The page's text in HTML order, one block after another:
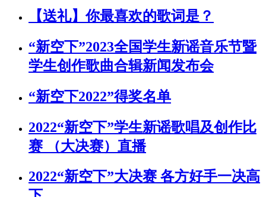
【送礼】你最喜欢的歌词是？
“新空下”2023全国学生新谣音乐节暨
学生创作歌曲合辑新闻发布会
“新空下2022”得奖名单
2022“新空下”学生新谣歌唱及创作比
赛 （大决赛）直播
2022“新空下”大决赛 各方好手一决高